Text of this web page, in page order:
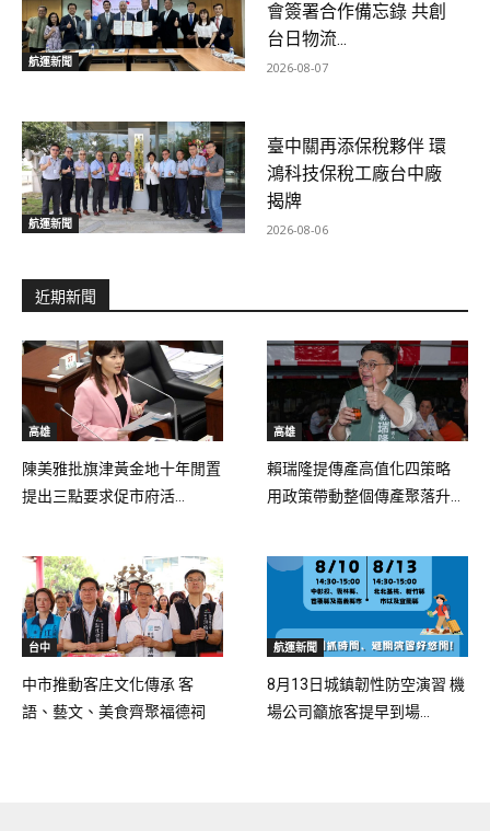
航運新聞
會簽署合作備忘錄 共創
台日物流...
2026-08-07
航運新聞
臺中關再添保稅夥伴 環
鴻科技保稅工廠台中廠
揭牌
2026-08-06
近期新聞
高雄
陳美雅批旗津黃金地十年閒置
提出三點要求促市府活...
高雄
賴瑞隆提傳產高值化四策略
用政策帶動整個傳產聚落升...
台中
中市推動客庄文化傳承 客
語、藝文、美食齊聚福德祠
航運新聞
8月13日城鎮韌性防空演習 機
場公司籲旅客提早到場...